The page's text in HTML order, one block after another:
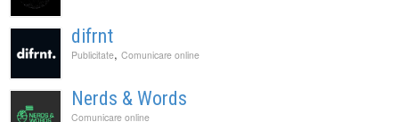
difrnt
Publicitate, Comunicare online
Nerds & Words
Comunicare online